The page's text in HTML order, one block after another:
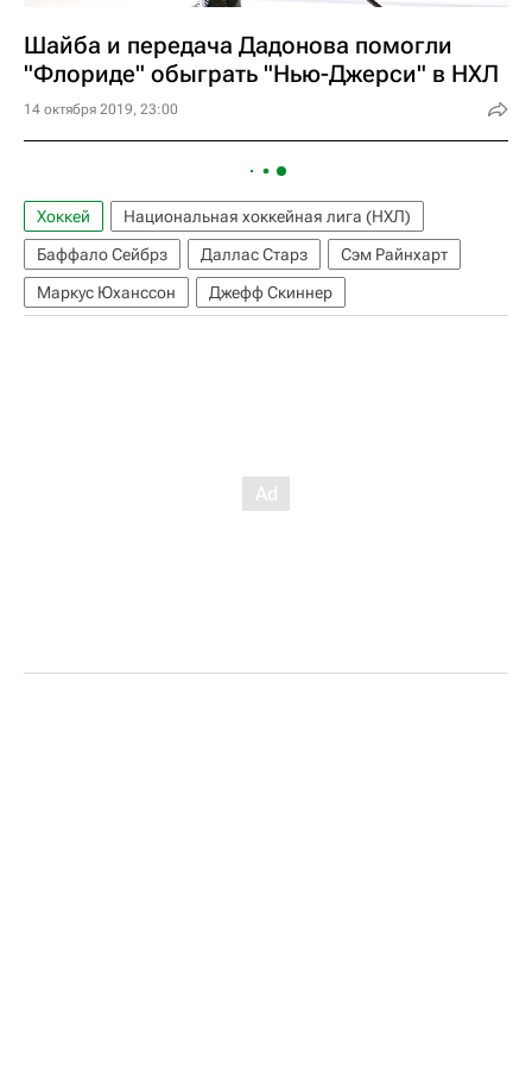
Шайба и передача Дадонова помогли
"Флориде" обыграть "Нью-Джерси" в НХЛ
14 октября 2019, 23:00
Хоккей
Национальная хоккейная лига (НХЛ)
Баффало Сейбрз
Даллас Старз
Сэм Райнхарт
Маркус Юханссон
Джефф Скиннер